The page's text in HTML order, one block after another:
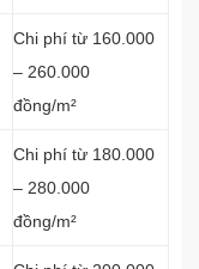
Chi phí từ 160.000
– 260.000
đồng/m²
Chi phí từ 180.000
– 280.000
đồng/m²